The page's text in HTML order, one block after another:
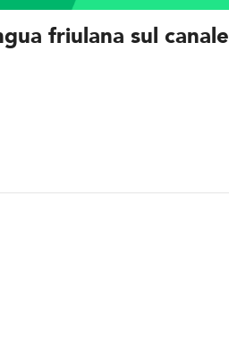
friulana sul canale